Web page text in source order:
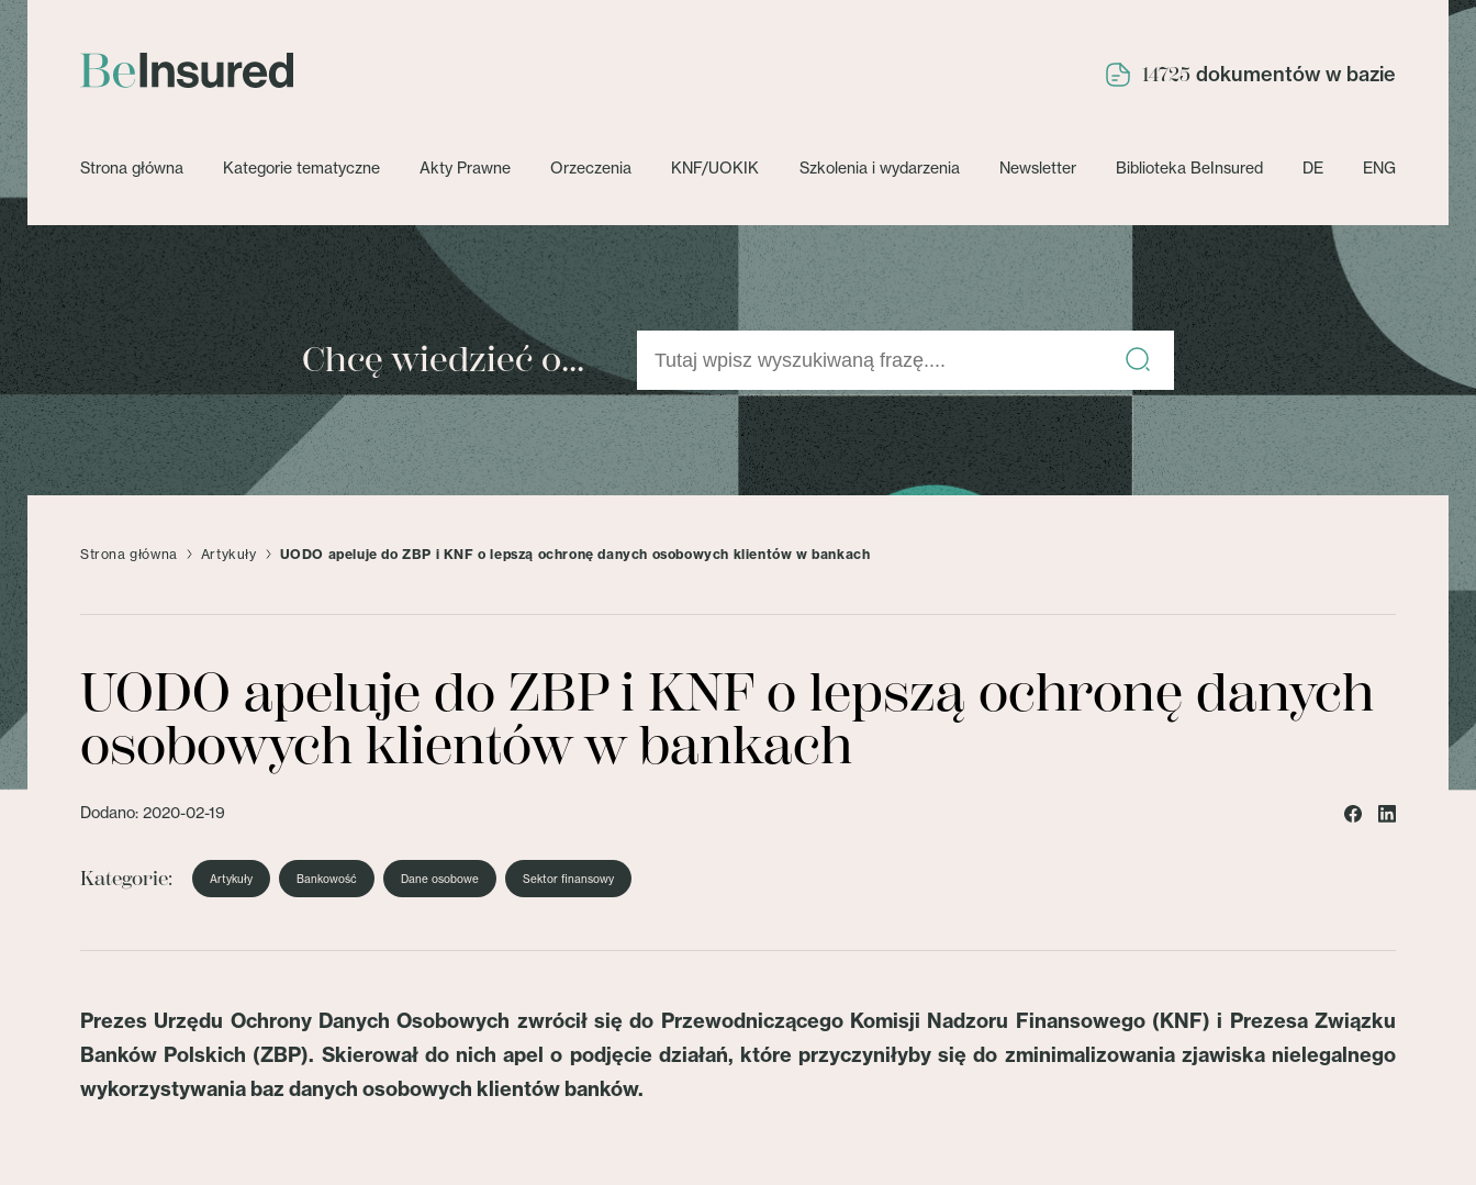
14725 dokumentów w bazie
Strona główna Kategorie tematyczne Akty Prawne Orzeczenia KNF/UOKIK Szkolenia i wydarzenia Newsletter Biblioteka BeInsured DE ENG
Chcę wiedzieć o...
Strona główna Artykuły UODO apeluje do ZBP i KNF o lepszą ochronę danych osobowych klientów w bankach
UODO apeluje do ZBP i KNF o lepszą ochronę danych
osobowych klientów w bankach
Dodano: 2020-02-19
Kategorie: Artykuły Bankowość Dane osobowe Sektor finansowy
Prezes Urzędu Ochrony Danych Osobowych zwrócił się do Przewodniczącego Komisji Nadzoru Finansowego (KNF) i Prezesa Związku
Banków Polskich (ZBP). Skierował do nich apel o podjęcie działań, które przyczyniłyby się do zminimalizowania zjawiska nielegalnego
wykorzystywania baz danych osobowych klientów banków.